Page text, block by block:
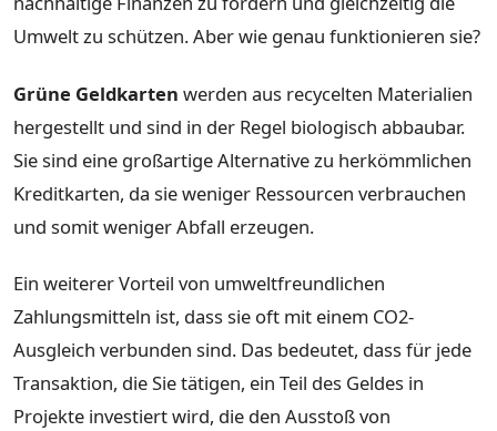
Umwelt zu schützen. Aber wie genau funktionieren sie?
Grüne Geldkarten werden aus recycelten Materialien
hergestellt und sind in der Regel biologisch abbaubar.
Sie sind eine großartige Alternative zu herkömmlichen
Kreditkarten, da sie weniger Ressourcen verbrauchen
und somit weniger Abfall erzeugen.
Ein weiterer Vorteil von umweltfreundlichen
Zahlungsmitteln ist, dass sie oft mit einem CO2-
Ausgleich verbunden sind. Das bedeutet, dass für jede
Transaktion, die Sie tätigen, ein Teil des Geldes in
Projekte investiert wird, die den Ausstoß von